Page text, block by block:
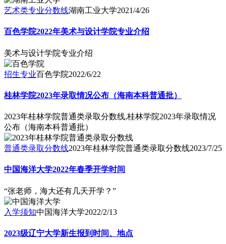
艺术类专业分数线湖南工业大学2021/4/26
百色学院2022年美术与设计学院专业介绍
美术与设计学院专业介绍
招生专业百色学院2022/6/22
桂林学院2023年录取情况公布（海南本科普通批）
2023年桂林学院普通类录取分数线,桂林学院2023年录取情况
公布（海南本科普通批）
普通类录取分数线2023年桂林学院普通类录取分数线2023/7/25
中国海洋大学2022年春季开学时间
“张老师，海大还有几天开学？”
入学须知中国海洋大学2022/2/13
2023级辽宁大学新生报到时间、地点